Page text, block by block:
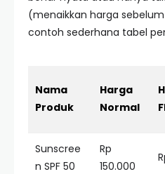
(menaikkan harga
contoh sederhana tabel
Nama
Produk
Harga
Normal
Sunscree
n SPF 50
Rp
150.000